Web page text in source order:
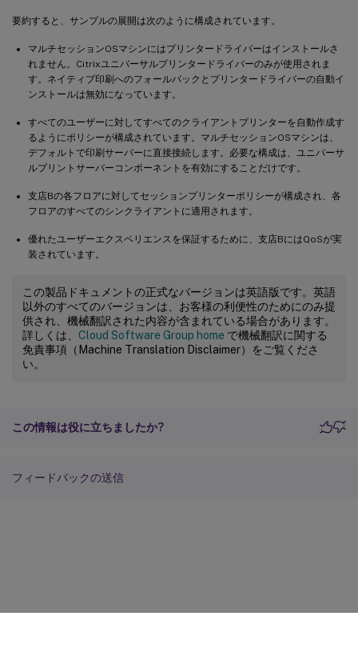
要約すると、サンプルの展開は次のように構成されています。
マルチセッションOSマシンにはプリンタードライバーはインストールさ
れません。Citrixユニバーサルプリンタードライバーのみが使用されま
す。ネイティブ印刷へのフォールバックとプリンタードライバーの自動イ
ンストールは無効になっています。
すべてのユーザーに対してすべてのクライアントプリンターを自動作成す
るようにポリシーが構成されています。マルチセッションOSマシンは、
デフォルトで印刷サーバーに直接接続します。必要な構成は、ユニバーサ
ルプリントサーバーコンポーネントを有効にすることだけです。
支店Bの各フロアに対してセッションプリンターポリシーが構成され、各
フロアのすべてのシンクライアントに適用されます。
優れたユーザーエクスペリエンスを保証するために、支店BにはQoSが実
装されています。
この製品ドキュメントの正式なバージョンは英語版です。英語
以外のすべてのバージョンは、お客様の利便性のためにのみ提
供され、機械翻訳された内容が含まれている場合があります。
詳しくは、 Cloud Software Group home で機械翻訳に関する
免責事項（Machine Translation Disclaimer）をご覧くださ
い。
この情報は役に立ちましたか?
フィードバックの送信